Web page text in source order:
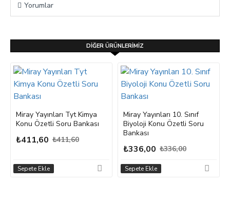
Yorumlar
DIĞER ÜRÜNLERIMIZ
Miray Yayınları Tyt Kimya
Konu Özetli Soru Bankası
₺411,60 ₺411,60
Sepete Ekle
Miray Yayınları 10. Sınıf
Biyoloji Konu Özetli Soru
Bankası
₺336,00 ₺336,00
Sepete Ekle